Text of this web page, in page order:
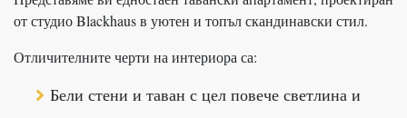
от студио Blackhaus в уютен и топъл скандинавски стил.
Отличителните черти на интериора са:
Бели стени и таван с цел повече светлина и